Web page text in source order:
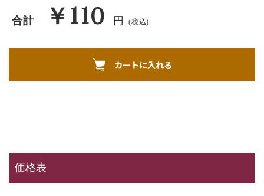
合計 ￥110 円 (税込)
カートに入れる
価格表